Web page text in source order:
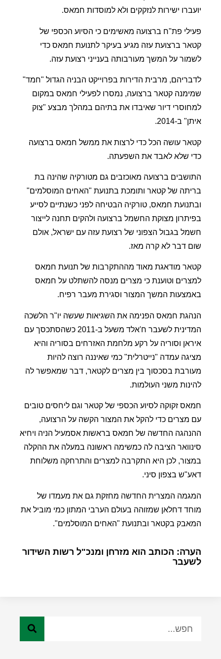
יועברו ישירות לנזקקים ולא למוסדות חמאס.
פעילי פת"ח ברצועה מאשימים כי הסיוע הכספי של
קטאר ברצועת עזה מגיע בעיקר לתנועת חמאס כדי
לשמור על המשך מעורבותה בענייני רצועת עזה.
לדבריהם, מרבית הדירות בפרוייקט הבניה הגדול "חמד"
שמימנה קטאר ברצועה, נמסרו לפעילי חמאס במקום
למחוסרי דיור שאיבדו את בתיהם במהלך מבצע "צוק
איתן" ב-2014.
קטאר עושה הכל כדי לרצות את ממשל חמאס ברצועה
כדי שלא לאבד את השפעתה.
התושבים ברצועה מאוכזבים גם מטורקיה שהינה בת
בריתה של קטאר ותומכת בתנועת "האחים המוסלמים"
ובתנועת חמאס, טורקיה הבטיחה לפני כשנתיים לסייע
בפיתרון מצוקת החשמל ברצועה ולהקים תחנה לייצור
חשמל בגבול הצפוני של רצועת עזה עם ישראל, אולם
שום דבר לא קרה מאז.
קטאר מודאגת מאוד מההתקרבות של תנועת חמאס
למצרים וטוענת כי מצרים מנסה להשתלט על חמאס
באמצעות המשך המצור וסגירת מעבר רפיח.
הנהגת חמאס הפנימה את השגיאות שעשה יו"ר הלשכה
המדינית לשעבר ח'אלד משעל ב-2011 כשהסתכסך עם
איראן וסוריה על רקע מלחמת האזרחים בסוריה והיא
מציגה עמדה "נייטרלית" כמי שאיננה רוצה להיות
מעורבת בסכסוך בין מצרים לקטאר, דבר שמאפשר לה
להינות משני העולמות.
חמאס זקוקה לסיוע הכספי של קטאר וגם ליחסים טובים
עם מצרים כדי להקל את המצור הקשה על הרצועה,
ההנהגה החדשה של חמאס בראשות אסמעיל הניה ויחיא
סינוואר הציבה לה כמשימה ראשונה במעלה את ההקלה
במצור, לכן היא התקרבה למצרים והתרחקה משלוחת
דאע"ש בצפון סיני.
המגמה המצרית החדשה מחזקת גם את מעמדו של
מוחד דחלאן שמזוהה בעולם הערבי המתון כמי מוביל את
המאבק בקטאר ובתנועת "האחים המוסלמים".
הערה: הכותב הוא מזרחן ומנכ"ל רשות השידור
לשעבר